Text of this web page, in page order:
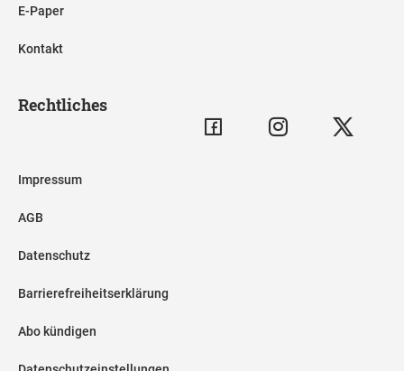
E-Paper
Kontakt
Rechtliches
Impressum
AGB
Datenschutz
Barrierefreiheitserklärung
Abo kündigen